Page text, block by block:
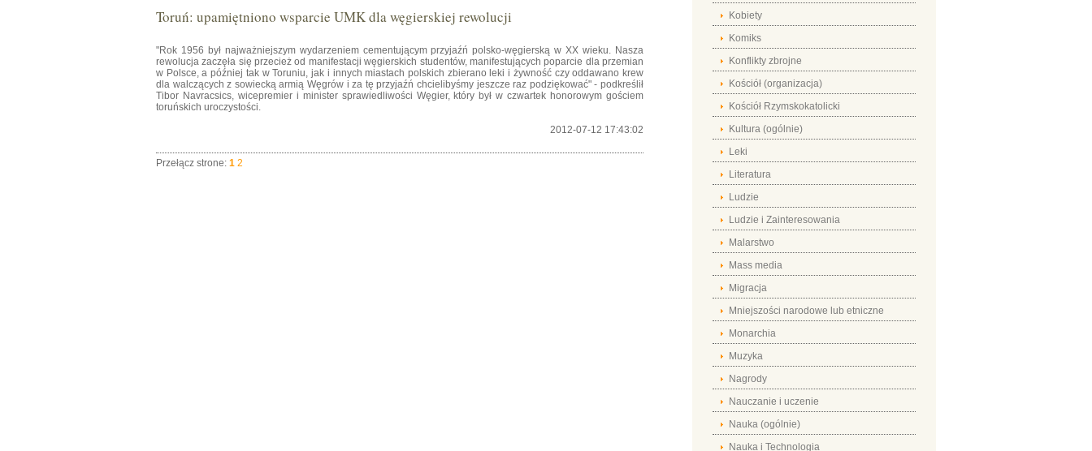
Toruń: upamiętniono wsparcie UMK dla węgierskiej rewolucji
"Rok 1956 był najważniejszym wydarzeniem cementującym przyjaźń polsko-węgierską w XX wieku. Nasza
rewolucja zaczęła się przecież od manifestacji węgierskich studentów, manifestujących poparcie dla przemian
w Polsce, a później tak w Toruniu, jak i innych miastach polskich zbierano leki i żywność czy oddawano krew
dla walczących z sowiecką armią Węgrów i za tę przyjaźń chcielibyśmy jeszcze raz podziękować" - podkreślił
Tibor Navracsics, wicepremier i minister sprawiedliwości Węgier, który był w czwartek honorowym gościem
toruńskich uroczystości.
2012-07-12 17:43:02
Przełącz strone: 1 2
Kobiety
Komiks
Konflikty zbrojne
Kościół (organizacja)
Kościół Rzymskokatolicki
Kultura (ogólnie)
Leki
Literatura
Ludzie
Ludzie i Zainteresowania
Malarstwo
Mass media
Migracja
Mniejszości narodowe lub etniczne
Monarchia
Muzyka
Nagrody
Nauczanie i uczenie
Nauka (ogólnie)
Nauka i Technologia